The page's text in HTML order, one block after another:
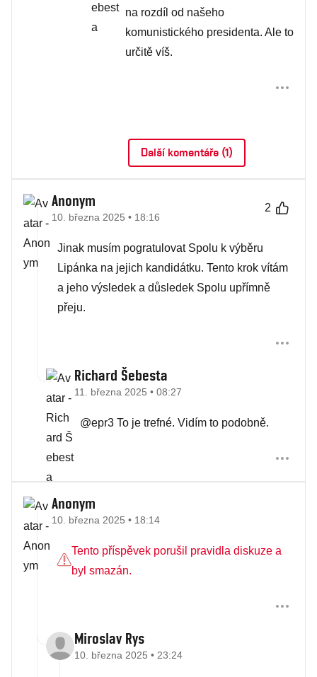
na rozdíl od našeho
komunistického presidenta. Ale to
určitě víš.
Další komentáře (1)
Anonym
10. března 2025 • 18:16
2
Jinak musím pogratulovat Spolu k výběru
Lipánka na jejich kandidátku. Tento krok vítám
a jeho výsledek a důsledek Spolu upřímně
přeju.
Richard Šebesta
11. března 2025 • 08:27
@epr3 To je trefné. Vidím to podobně.
Anonym
10. března 2025 • 18:14
Tento příspěvek porušil pravidla diskuze a
byl smazán.
Miroslav Rys
10. března 2025 • 23:24